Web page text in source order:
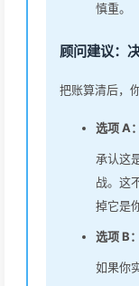
慎重。
顾问建议：
把账算清后，
选项 A
承认这
战。这
掉它是
选项 B
如果你